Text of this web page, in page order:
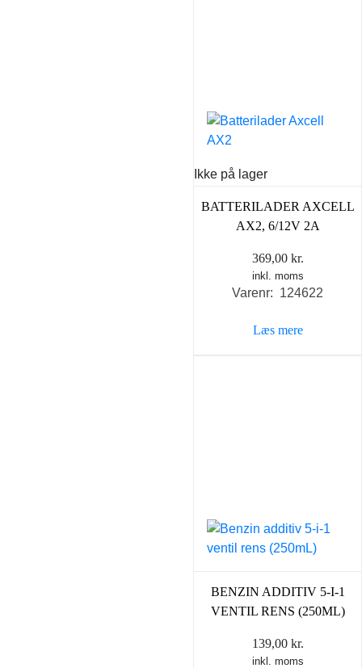
Ikke på lager
BATTERILADER AXCELL
AX2, 6/12V 2A
369,00 kr.
inkl. moms
Varenr: 124622
Læs mere
BENZIN ADDITIV 5-I-1
VENTIL RENS (250ML)
139,00 kr.
inkl. moms